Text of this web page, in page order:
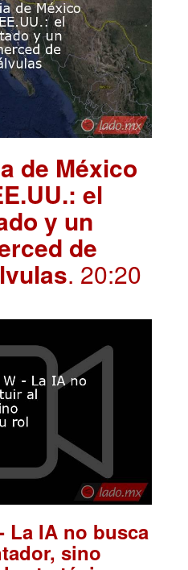
de México
el
y un
de
. 20:20
La IA no busca
sino